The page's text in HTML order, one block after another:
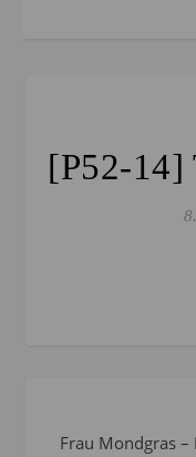
[P52-14]
Frau Mondgras –